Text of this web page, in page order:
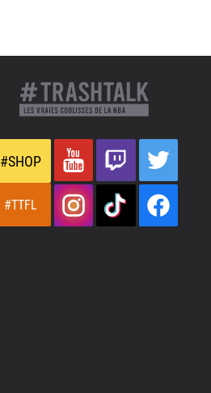
#SHOP
#TTFL